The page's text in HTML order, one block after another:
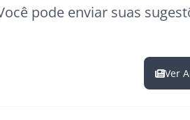
pode enviar suas
Ver